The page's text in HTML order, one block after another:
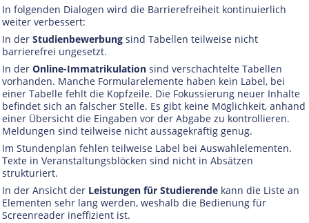
In folgenden Dialogen wird die Barrierefreiheit kontinuierlich
weiter verbessert:
In der Studienbewerbung sind Tabellen teilweise nicht
barrierefrei ungesetzt.
In der Online-Immatrikulation sind verschachtelte Tabellen
vorhanden. Manche Formularelemente haben kein Label, bei
einer Tabelle fehlt die Kopfzeile. Die Fokussierung neuer Inhalte
befindet sich an falscher Stelle. Es gibt keine Möglichkeit, anhand
einer Übersicht die Eingaben vor der Abgabe zu kontrollieren.
Meldungen sind teilweise nicht aussagekräftig genug.
Im Stundenplan fehlen teilweise Label bei Auswahlelementen.
Texte in Veranstaltungsblöcken sind nicht in Absätzen
strukturiert.
In der Ansicht der Leistungen für Studierende kann die Liste an
Elementen sehr lang werden, weshalb die Bedienung für
Screenreader ineffizient ist.